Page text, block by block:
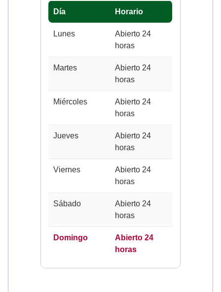
Día Horario
Lunes
Abierto 24
horas
Martes
Abierto 24
horas
Miércoles
Abierto 24
horas
Jueves
Abierto 24
horas
Viernes
Abierto 24
horas
Sábado
Abierto 24
horas
Domingo
Abierto 24
horas